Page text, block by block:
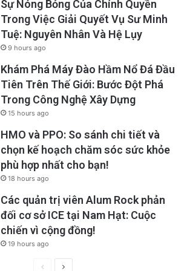
Sự Nóng Bỏng Của Chính Quyền
Trong Việc Giải Quyết Vụ Sư Minh
Tuệ: Nguyên Nhân Và Hệ Lụy
9 hours ago
Khám Phá Máy Đào Hầm Nổ Đá Đầu
Tiên Trên Thế Giới: Bước Đột Phá
Trong Công Nghệ Xây Dựng
15 hours ago
HMO và PPO: So sánh chi tiết và
chọn kế hoạch chăm sóc sức khỏe
phù hợp nhất cho bạn!
18 hours ago
Các quản trị viên Alum Rock phản
đối cơ sở ICE tại Nam Hạt: Cuộc
chiến vì cộng đồng!
19 hours ago
PreviousNext